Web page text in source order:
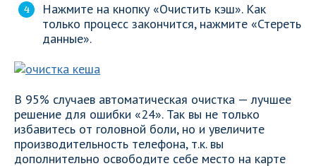
Нажмите на кнопку «Очистить кэш». Как
только процесс закончится, нажмите «Стереть
данные».
В 95% случаев автоматическая очистка — лучшее
решение для ошибки «24». Так вы не только
избавитесь от головной боли, но и увеличите
производительность телефона, т.к. вы
дополнительно освободите себе место на карте